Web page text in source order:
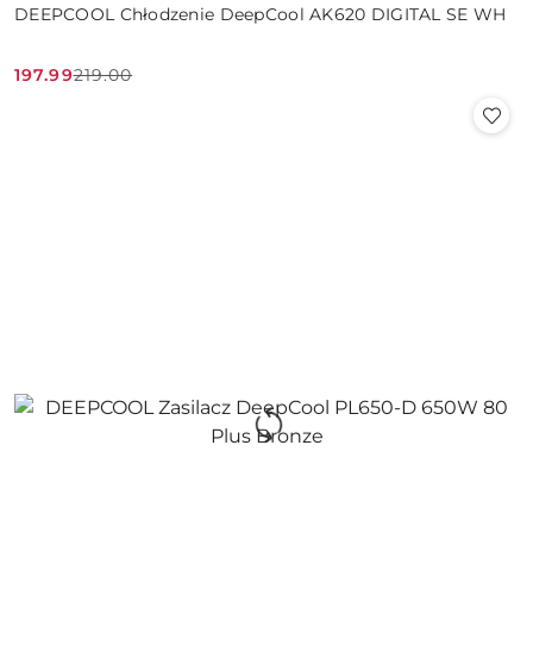
DEEPCOOL Chłodzenie DeepCool AK620 DIGITAL SE WH
Cena
197.99
Cena
219.00